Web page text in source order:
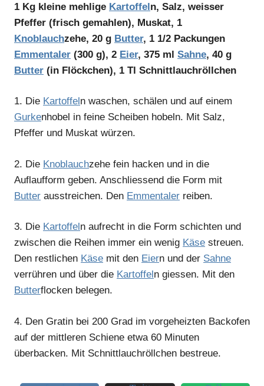
1 Kg kleine mehlige Kartoffeln, Salz, weisser
Pfeffer (frisch gemahlen), Muskat, 1
Knoblauchzehe, 20 g Butter, 1 1/2 Packungen
Emmentaler (300 g), 2 Eier, 375 ml Sahne, 40 g
Butter (in Flöckchen), 1 Tl Schnittlauchröllchen
1. Die Kartoffeln waschen, schälen und auf einem
Gurkenhobel in feine Scheiben hobeln. Mit Salz,
Pfeffer und Muskat würzen.
2. Die Knoblauchzehe fein hacken und in die
Auflaufform geben. Anschliessend die Form mit
Butter ausstreichen. Den Emmentaler reiben.
3. Die Kartoffeln aufrecht in die Form schichten und
zwischen die Reihen immer ein wenig Käse streuen.
Den restlichen Käse mit den Eiern und der Sahne
verrühren und über die Kartoffeln giessen. Mit den
Butterflocken belegen.
4. Den Gratin bei 200 Grad im vorgeheizten Backofen
auf der mittleren Schiene etwa 60 Minuten
überbacken. Mit Schnittlauchröllchen bestreue.